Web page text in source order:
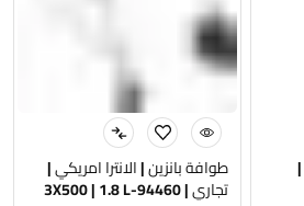
| طوافة بانزين | الانترا امريكي |
تجاري | 94460-3X500 | 1.8 L